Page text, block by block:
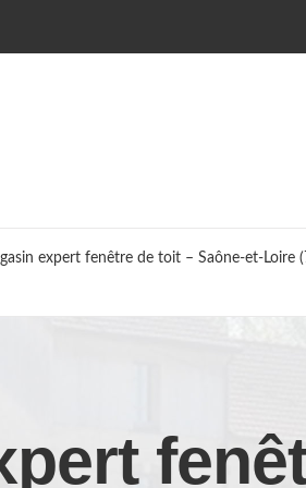
expert fenêtre de toit – Saône-et-Loire